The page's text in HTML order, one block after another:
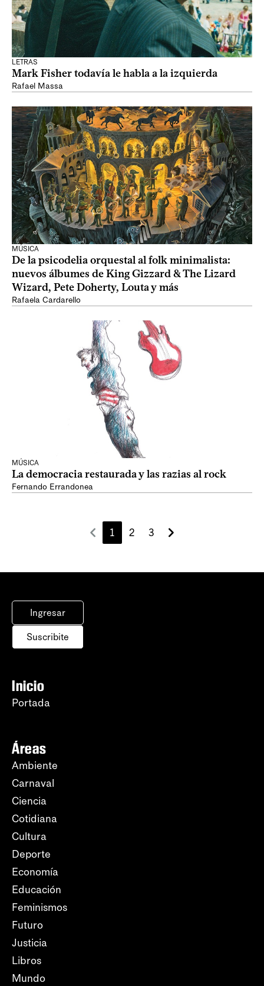
LETRAS
Mark Fisher todavía le habla a la izquierda
Rafael Massa
MÚSICA
De la psicodelia orquestal al folk minimalista:
nuevos álbumes de King Gizzard & The Lizard
Wizard, Pete Doherty, Louta y más
Rafaela Cardarello
MÚSICA
La democracia restaurada y las razias al rock
Fernando Errandonea
1 2 3
Ingresar
Suscribite
Inicio
Portada
Áreas
Ambiente
Carnaval
Ciencia
Cotidiana
Cultura
Deporte
Economía
Educación
Feminismos
Futuro
Justicia
Libros
Mundo